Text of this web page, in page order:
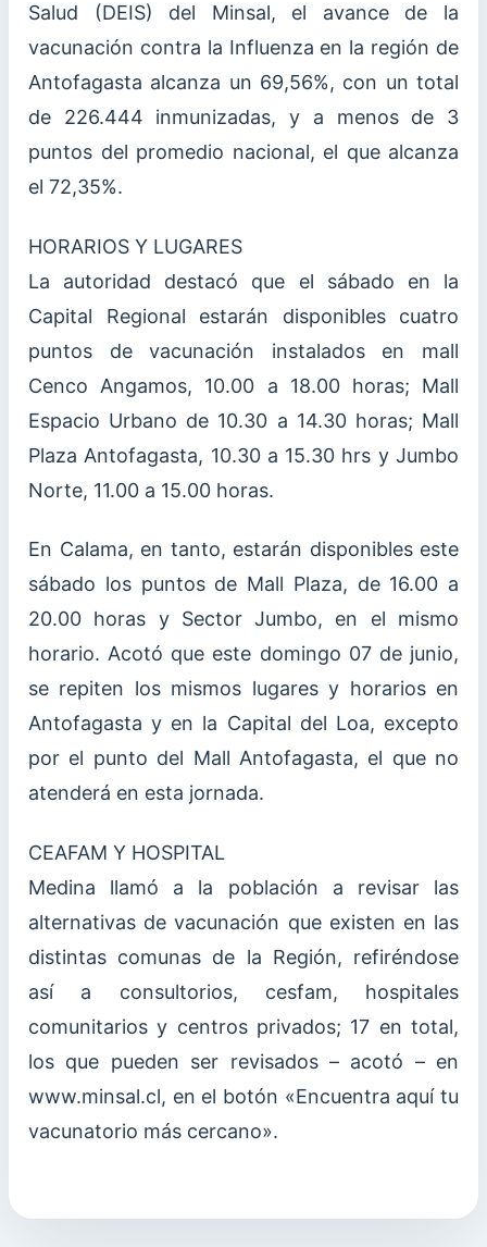
Salud (DEIS) del Minsal, el avance de la
vacunación contra la Influenza en la región de
Antofagasta alcanza un 69,56%, con un total
de 226.444 inmunizadas, y a menos de 3
puntos del promedio nacional, el que alcanza
el 72,35%.
HORARIOS Y LUGARES
La autoridad destacó que el sábado en la
Capital Regional estarán disponibles cuatro
puntos de vacunación instalados en mall
Cenco Angamos, 10.00 a 18.00 horas; Mall
Espacio Urbano de 10.30 a 14.30 horas; Mall
Plaza Antofagasta, 10.30 a 15.30 hrs y Jumbo
Norte, 11.00 a 15.00 horas.
En Calama, en tanto, estarán disponibles este
sábado los puntos de Mall Plaza, de 16.00 a
20.00 horas y Sector Jumbo, en el mismo
horario. Acotó que este domingo 07 de junio,
se repiten los mismos lugares y horarios en
Antofagasta y en la Capital del Loa, excepto
por el punto del Mall Antofagasta, el que no
atenderá en esta jornada.
CEAFAM Y HOSPITAL
Medina llamó a la población a revisar las
alternativas de vacunación que existen en las
distintas comunas de la Región, refiréndose
así a consultorios, cesfam, hospitales
comunitarios y centros privados; 17 en total,
los que pueden ser revisados – acotó – en
www.minsal.cl, en el botón «Encuentra aquí tu
vacunatorio más cercano».